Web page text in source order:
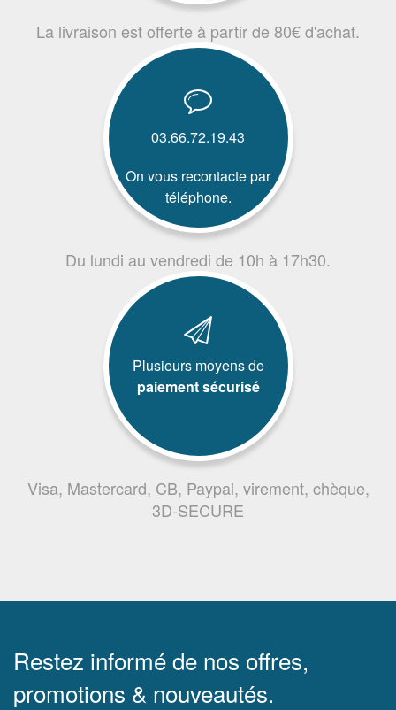
La livraison est offerte à partir de 80€ d'achat.
03.66.72.19.43
On vous recontacte par
téléphone.
Du lundi au vendredi de 10h à 17h30.
Plusieurs moyens de
paiement sécurisé
Visa, Mastercard, CB, Paypal, virement, chèque,
3D-SECURE
Restez informé de nos offres,
promotions & nouveautés.